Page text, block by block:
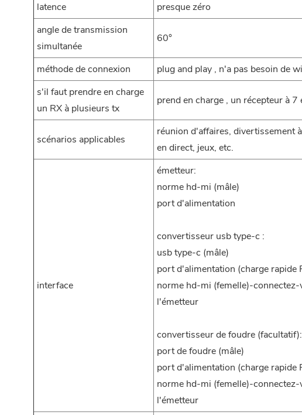
latence
presque zéro
angle de transmission
simultanée
60°
méthode de connexion
plug and play , n'a pas besoin de
s'il faut prendre en charge
un RX à plusieurs tx
prend en charge , un récepteur à
scénarios applicables
réunion d'affaires, divertissement
en direct, jeux, etc.
interface
émetteur:
norme hd-mi (mâle)
port d'alimentation
convertisseur usb type-c :
usb type-c (mâle)
port d'alimentation (charge rapide
norme hd-mi (femelle)-connectez-
l'émetteur
convertisseur de foudre (facultatif):
port de foudre (mâle)
port d'alimentation (charge rapide
norme hd-mi (femelle)-connectez-
l'émetteur